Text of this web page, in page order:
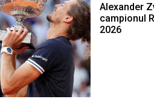
Alexander
campionul
2026